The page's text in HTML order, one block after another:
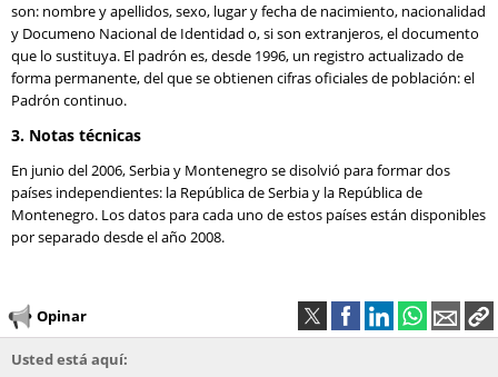
son: nombre y apellidos, sexo, lugar y fecha de nacimiento, nacionalidad
y Documeno Nacional de Identidad o, si son extranjeros, el documento
que lo sustituya. El padrón es, desde 1996, un registro actualizado de
forma permanente, del que se obtienen cifras oficiales de población: el
Padrón continuo.
3. Notas técnicas
En junio del 2006, Serbia y Montenegro se disolvió para formar dos
países independientes: la República de Serbia y la República de
Montenegro. Los datos para cada uno de estos países están disponibles
por separado desde el año 2008.
Opinar
Usted está aquí: